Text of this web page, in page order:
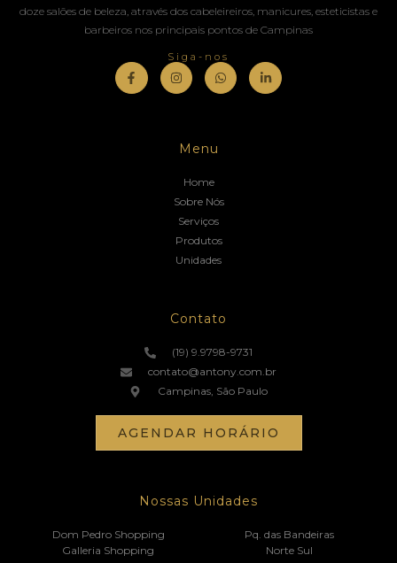
doze salões de beleza, através dos cabeleireiros, manicures, esteticistas e
barbeiros nos principais pontos de Campinas
Siga-nos
Menu
Home
Sobre Nós
Serviços
Produtos
Unidades
Contato
(19) 9.9798-9731
contato@antony.com.br
Campinas, São Paulo
AGENDAR HORÁRIO
Nossas Unidades
Dom Pedro Shopping
Galleria Shopping
Pq. das Bandeiras
Norte Sul